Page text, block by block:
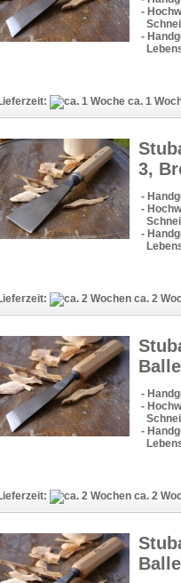
-
-
ca. 1
3,
-
-
-
ca. 2
-
-
-
ca. 2